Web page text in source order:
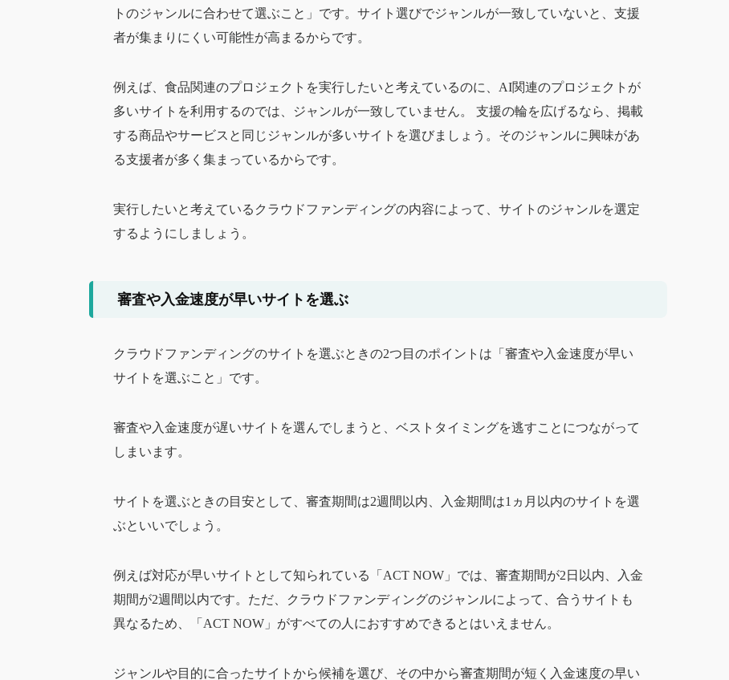
トのジャンルに合わせて選ぶこと」です。サイト選びでジャンルが一致していないと、支援
者が集まりにくい可能性が高まるからです。
例えば、食品関連のプロジェクトを実行したいと考えているのに、AI関連のプロジェクトが
多いサイトを利用するのでは、ジャンルが一致していません。 支援の輪を広げるなら、掲載
する商品やサービスと同じジャンルが多いサイトを選びましょう。そのジャンルに興味があ
る支援者が多く集まっているからです。
実行したいと考えているクラウドファンディングの内容によって、サイトのジャンルを選定
するようにしましょう。
審査や入金速度が早いサイトを選ぶ
クラウドファンディングのサイトを選ぶときの2つ目のポイントは「審査や入金速度が早い
サイトを選ぶこと」です。
審査や入金速度が遅いサイトを選んでしまうと、ベストタイミングを逃すことにつながって
しまいます。
サイトを選ぶときの目安として、審査期間は2週間以内、入金期間は1ヵ月以内のサイトを選
ぶといいでしょう。
例えば対応が早いサイトとして知られている「ACT NOW」では、審査期間が2日以内、入金
期間が2週間以内です。ただ、クラウドファンディングのジャンルによって、合うサイトも
異なるため、「ACT NOW」がすべての人におすすめできるとはいえません。
ジャンルや目的に合ったサイトから候補を選び、その中から審査期間が短く入金速度の早い